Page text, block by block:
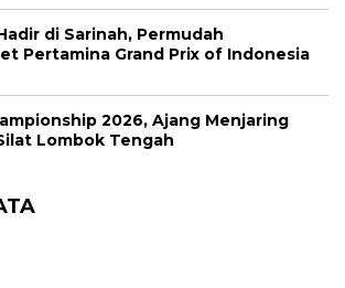
di Sarinah, Permudah
Pertamina Grand Prix of Indonesia
2026, Ajang Menjaring
Lombok Tengah